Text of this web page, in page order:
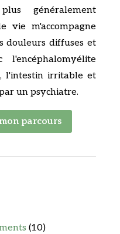
généralement
vie m'accompagne
douleurs diffuses et
l'intestin irritable et
un psychiatre.
parcours
(10)